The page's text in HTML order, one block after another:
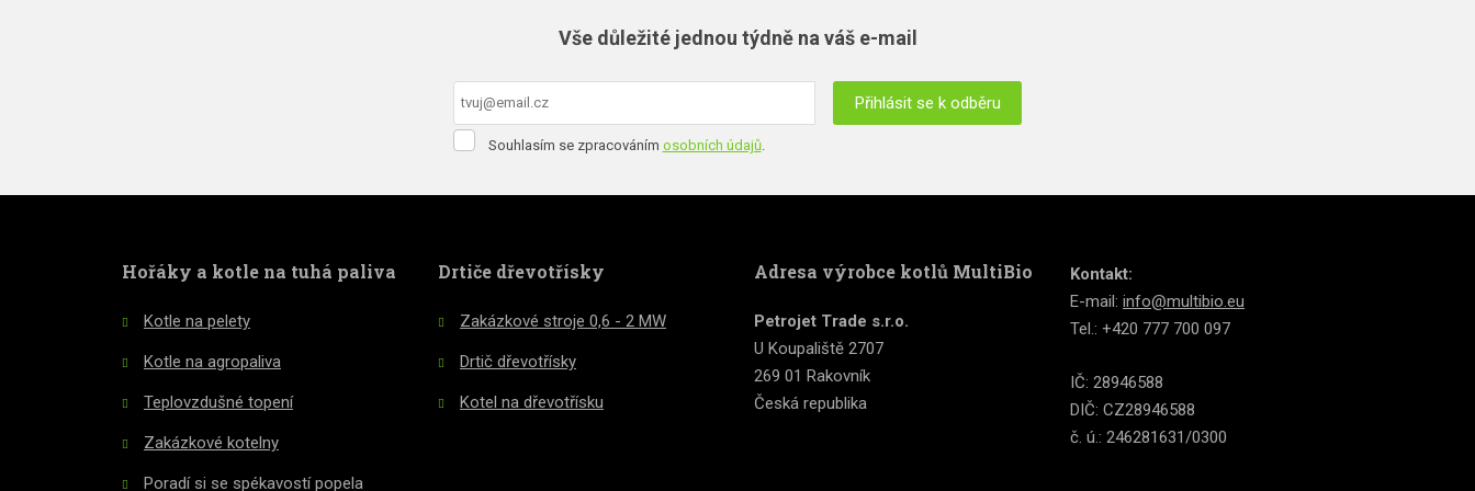
Vše důležité jednou týdně na váš e-mail
Souhlasím
osobních
Souhlasím se zpracováním osobních údajů.
Přihlásit se k odběru
odeslat.
Hořáky a kotle na tuhá paliva
Kotle na pelety
Kotle na agropaliva
Teplovzdušné topení
Zakázkové kotelny
Poradí si se spékavostí popela
Drtiče dřevotřísky
Zakázkové stroje 0,6 - 2 MW
Drtič dřevotřísky
Kotel na dřevotřísku
Adresa výrobce kotlů MultiBio
Petrojet Trade s.r.o.
U Koupaliště 2707
269 01 Rakovník
Česká republika
Kontakt:
E-mail: info@multibio.eu
Tel.: +420 777 700 097
IČ: 28946588
DIČ: CZ28946588
č. ú.: 246281631/0300